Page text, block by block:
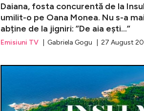
Daiana, fosta concurentă de la
umilit-o pe Oana Monea. Nu s-a
abține de la jigniri: ”De aia ești...”
Emisiuni TV | Gabriela Gogu | 27 August